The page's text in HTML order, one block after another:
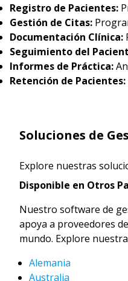
Registro de Pacientes:
Gestión de Citas:
Documentación Clínica:
Seguimiento del
Informes de Práctica:
Retención de Pacientes:
Soluciones de
Explore nuestras
Disponible en Otros
Nuestro software de
apoya a proveedores
mundo. Explore
Alemania
Australia